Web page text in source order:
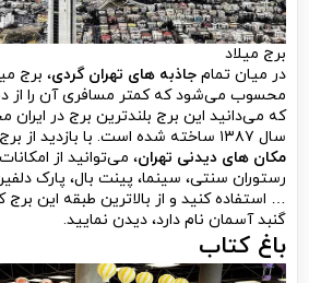
برج میلاد
در میان تمام جاذبه های تهران گردی، برج
محسوب می‌شود که کمتر مسافری آن را از
که می‌دانید این برج بلندترین برج در
سال ۱۳۸۷ ساخته شده است. با بازدید از برج میلاد در کنار سایر
مکان های دیدنی تهران، می‌توانید از
رستوران سنتی، سینما، پینت بال، پارک
… استفاده کنید و از بالاترین طبقه این
گنبد آسمان نام دارد، دیدن نمایید.
باغ کتاب